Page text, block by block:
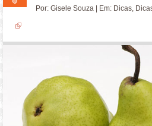
Por:Gisele Souza | Em: Dicas,